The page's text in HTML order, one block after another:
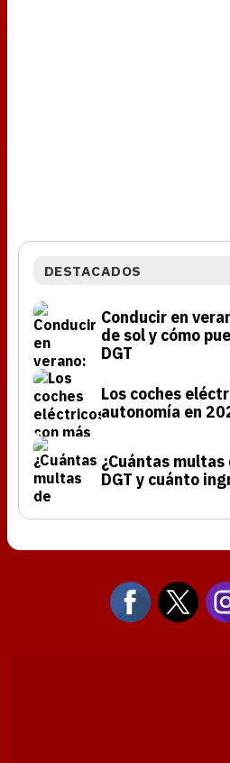
DESTACADOS
Conducir en
de sol y cómo
DGT
Los coches
autonomía en
¿Cuántas
DGT y cuánto